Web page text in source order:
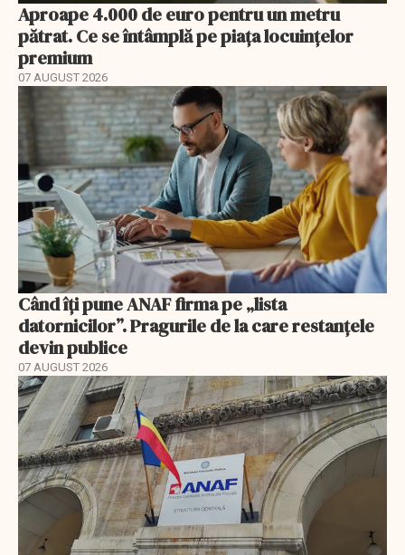
Aproape 4.000 de euro pentru un metru
pătrat. Ce se întâmplă pe piața locuințelor
premium
07 AUGUST 2026
Când îți pune ANAF firma pe „lista
datornicilor”. Pragurile de la care restanțele
devin publice
07 AUGUST 2026